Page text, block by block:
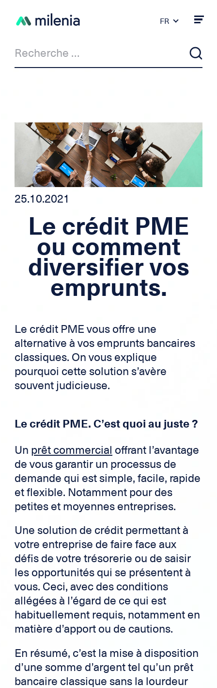
FR
25.10.2021
Le crédit PME
ou comment
diversifier vos
emprunts.
Le crédit PME vous offre une
alternative à vos emprunts bancaires
classiques. On vous explique
pourquoi cette solution s’avère
souvent judicieuse.
Le crédit PME. C’est quoi au juste ?
Un prêt commercial offrant l’avantage
de vous garantir un processus de
demande qui est simple, facile, rapide
et flexible. Notamment pour des
petites et moyennes entreprises.
Une solution de crédit permettant à
votre entreprise de faire face aux
défis de votre trésorerie ou de saisir
les opportunités qui se présentent à
vous. Ceci, avec des conditions
allégées à l’égard de ce qui est
habituellement requis, notamment en
matière d’apport ou de cautions.
En résumé, c’est la mise à disposition
d’une somme d’argent tel qu’un prêt
bancaire classique sans la lourdeur
Milenia & Co
Crédit privé
Crédit auto/moto
Crédit pour indépendant
Crédit immobilier
Crédit frontalier
Carte de Crédit